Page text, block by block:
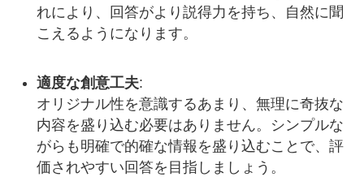
れにより、回答がより説得力を持ち、自然に聞
こえるようになります。
適度な創意工夫:
オリジナル性を意識するあまり、無理に奇抜な
内容を盛り込む必要はありません。シンプルな
がらも明確で的確な情報を盛り込むことで、評
価されやすい回答を目指しましょう。